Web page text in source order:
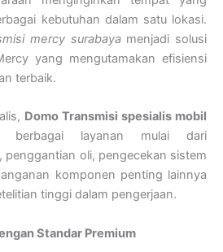
kebutuhan dalam satu lokasi.
mercy surabayamenjadi solusi
yang mengutamakan efisiensi
terbaik.
Domo Transmisi spesialis mobil
berbagai layanan mulai dari
penggantian oli, pengecekan sistem
komponen penting lainnya
tinggi dalam pengerjaan.
Standar Premium